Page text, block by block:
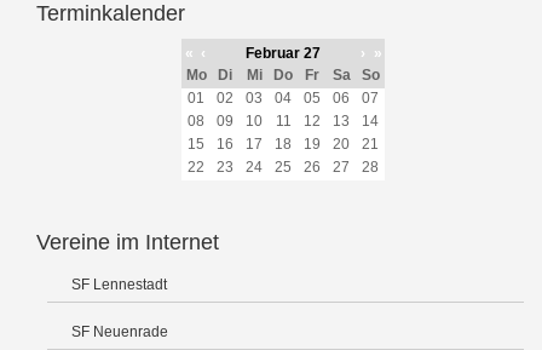
Terminkalender
« ‹ Februar 27 ›
»
Mo
Di Mi Do Fr Sa
So
01
02 03 04 05 06
07
08
09 10 11 12 13
14
15
16 17 18 19 20
21
22
23 24 25 26 27 28
Vereine im Internet
SF Lennestadt
SF Neuenrade